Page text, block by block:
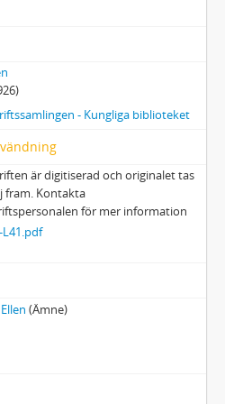
dikter, excerpter m. m. av Ellen Key
Feilitzen
Gesine / Gesina Frerichs (Naef)
m. om Ellen Key
och ovett om Ellen Key m. m.
pressklipp
festskrift (Ellen Key-bibliografi)
rörande Ellen Key
dedikationsexemplar, flera med anteckningar
och omslag
- Kungliga biblioteket
är digitiserad och originalet tas
fram. Kontakta
för mer information
L41.pdf
(Ämne)